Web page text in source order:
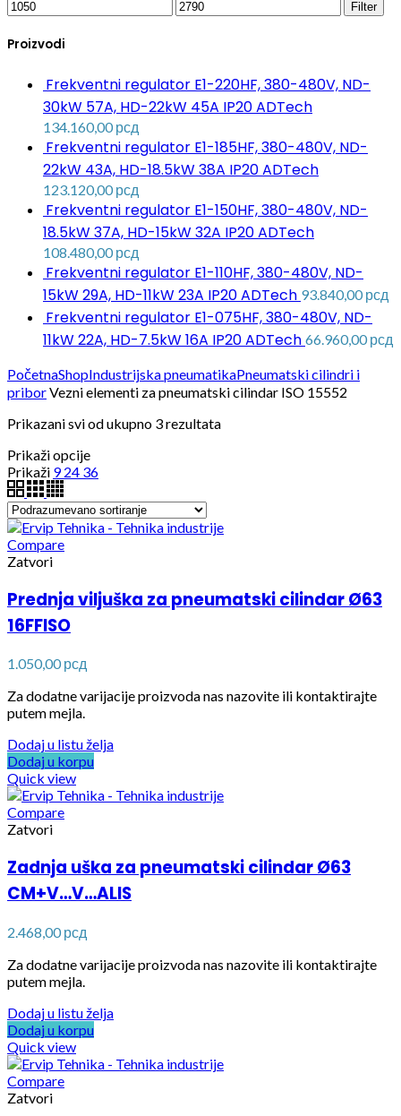
Filter
Proizvodi
Frekventni regulator E1-220HF, 380-480V, ND-
30kW 57A, HD-22kW 45A IP20 ADTech
134.160,00рсд
Frekventni regulator E1-185HF, 380-480V, ND-
22kW 43A, HD-18.5kW 38A IP20 ADTech
123.120,00рсд
Frekventni regulator E1-150HF, 380-480V, ND-
18.5kW 37A, HD-15kW 32A IP20 ADTech
108.480,00рсд
Frekventni regulator E1-110HF, 380-480V, ND-
15kW 29A, HD-11kW 23A IP20 ADTech 93.840,00рсд
Frekventni regulator E1-075HF, 380-480V, ND-
11kW 22A, HD-7.5kW 16A IP20 ADTech 66.960,00рсд
PočetnaShopIndustrijska pneumatikaPneumatski cilindri i
priborVezni elementi za pneumatski cilindar ISO 15552
Prikazani svi od ukupno 3 rezultata
Prikaži opcije
Prikaži 9 24 36
Compare
Zatvori
Prednja viljuška za pneumatski cilindar Ø63
16FFISO
1.050,00рсд
Za dodatne varijacije proizvoda nas nazovite ili kontaktirajte
putem mejla.
Dodaj u listu želja
Dodaj u korpu
Quick view
Compare
Zatvori
Zadnja uška za pneumatski cilindar Ø63
CM+V…V…ALIS
2.468,00рсд
Za dodatne varijacije proizvoda nas nazovite ili kontaktirajte
putem mejla.
Dodaj u listu želja
Dodaj u korpu
Quick view
Compare
Zatvori